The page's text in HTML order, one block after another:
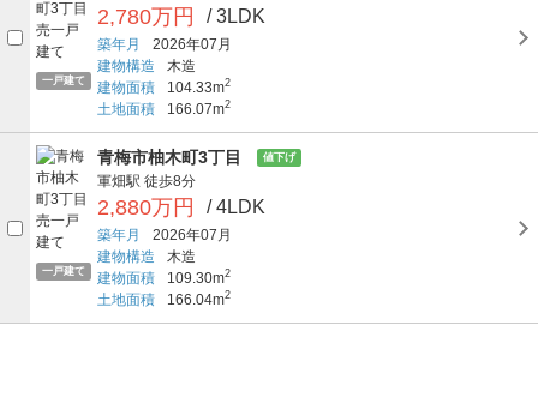
一戸建て
2,780万円 / 3LDK
築年月
2026年07月
建物構造
木造
建物面積
104.33m2
土地面積 166.07m2
一戸建て
青梅市柚木町3丁目 値下げ
軍畑駅 徒歩8分
2,880万円 / 4LDK
築年月
2026年07月
建物構造
木造
建物面積
109.30m2
土地面積 166.04m2